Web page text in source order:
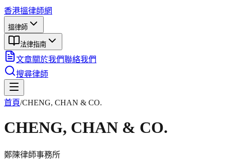
香港搵律師網
搵律師
法律指南
文章關於我們聯絡我們
搜尋律師
首頁/CHENG, CHAN & CO.
CHENG, CHAN & CO.
鄭陳律師事務所